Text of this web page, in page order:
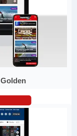
Golden